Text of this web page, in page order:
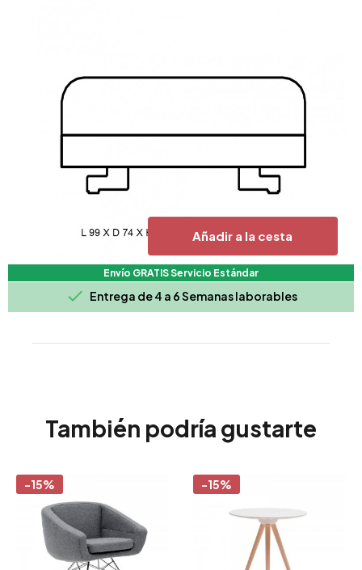
Añadir a la cesta
Envío GRATIS Servicio Estándar
 Entrega de 4 a 6 Semanas laborables
También podría gustarte
-15% -15%